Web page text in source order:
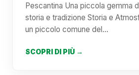
Pescantina Una piccola gemma
storia e tradizione Storia e
un piccolo comune del…
SCOPRI DI PIÙ →